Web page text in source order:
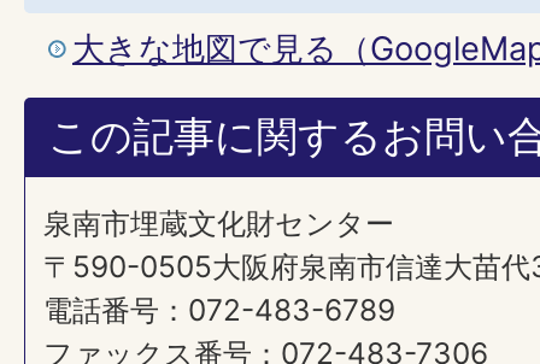
大きな地図で見る（
この記事に関するお問い
泉南市埋蔵文化財センター
〒590-0505大阪府泉南市信達大苗
電話番号：072-483-6789
ファックス番号：072-483-7306​​​​​​​